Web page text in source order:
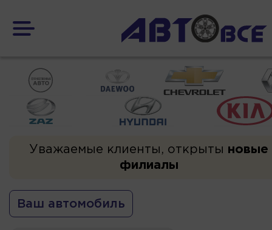
Уважаемые клиенты, открыты новые
филиалы
Ваш автомобиль